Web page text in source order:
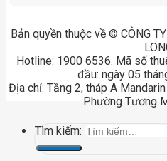
Bản quyền thuộc về © CÔNG
Hotline: 1900 6536. Mã số
đầu: ngày 05
Địa chỉ: Tầng 2, tháp A
Phường Tương
Tìm kiếm: